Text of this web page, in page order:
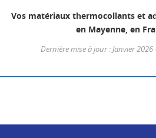
Vos matériaux thermocollants et
en Mayenne, en
Dernière mise à jour : Janvier